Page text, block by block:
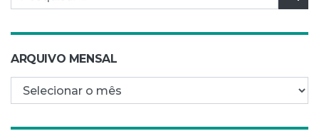
ARQUIVO MENSAL
Arquivo mensal